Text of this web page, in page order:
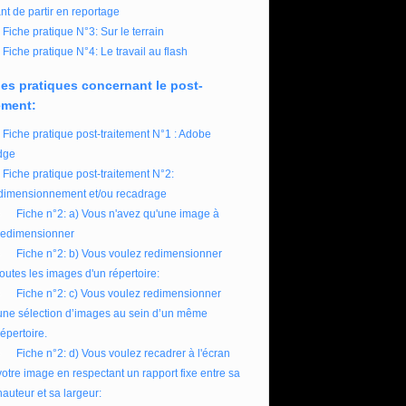
de partir en reportage
Fiche pratique N°3: Sur le terrain
Fiche pratique N°4: Le travail au flash
pratiques concernant le post-
Fiche pratique post-traitement N°1 : Adobe
Fiche pratique post-traitement N°2:
et/ou recadrage
Fiche n°2: a) Vous n'avez qu'une image à
Fiche n°2: b) Vous voulez redimensionner
les images d'un répertoire:
Fiche n°2: c) Vous voulez redimensionner
sélection d’images au sein d’un même
Fiche n°2: d) Vous voulez recadrer à l'écran
image en respectant un rapport fixe entre sa
et sa largeur: